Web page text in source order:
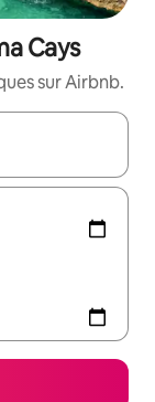
Cays
sur Airbnb.
les en utilisant